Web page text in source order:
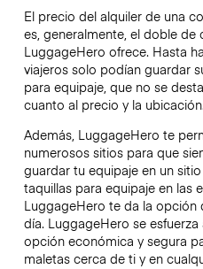
El precio del alquiler de una
es, generalmente, el doble
LuggageHero ofrece. Hasta
viajeros solo podían guardar
para equipaje, que no se
cuanto al precio y la
Además, LuggageHero te
numerosos sitios para que
guardar tu equipaje en un
taquillas para equipaje en las
LuggageHero te da la opción
día. LuggageHero se
opción económica y segura
maletas cerca de ti y en